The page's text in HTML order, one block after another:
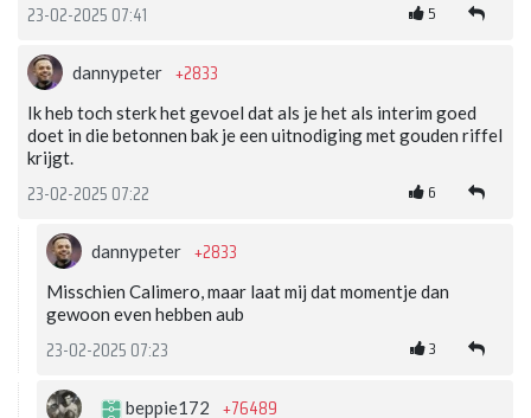
23-02-2025 07:41 5
dannypeter +2833
Ik heb toch sterk het gevoel dat als je het als interim goed
doet in die betonnen bak je een uitnodiging met gouden riffel
krijgt.
23-02-2025 07:22 6
dannypeter +2833
Misschien Calimero, maar laat mij dat momentje dan
gewoon even hebben aub
23-02-2025 07:23 3
beppie172 +76489